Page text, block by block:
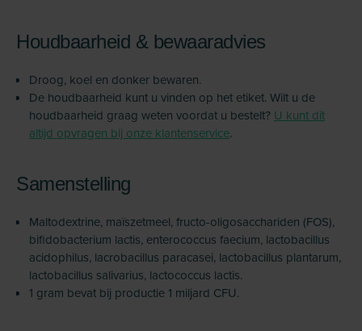
Houdbaarheid & bewaaradvies
Droog, koel en donker bewaren.
De houdbaarheid kunt u vinden op het etiket. Wilt u de
houdbaarheid graag weten voordat u bestelt? U kunt dit
altijd opvragen bij onze klantenservice.
Samenstelling
Maltodextrine, maïszetmeel, fructo-oligosacchariden (FOS),
bifidobacterium lactis, enterococcus faecium, lactobacillus
acidophilus, lacrobacillus paracasei, lactobacillus plantarum,
lactobacillus salivarius, lactococcus lactis.
1 gram bevat bij productie 1 miljard CFU.